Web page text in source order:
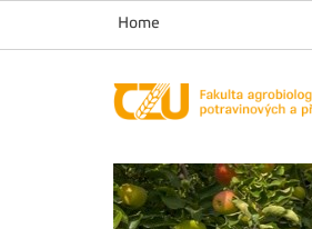
Home